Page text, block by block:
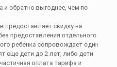
и обратно выгоднее, чем по
предоставляет скидку на
предоставления отдельного
ребенка сопровождает один
еще дети до 2 лет, либо дети
оплата тарифа и